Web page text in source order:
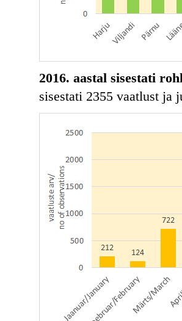
2016. aastal sisestati
sisestati 2355 vaatlust ja